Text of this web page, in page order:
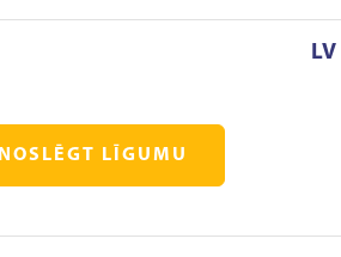
LV
NOSLĒGT LĪGUMU